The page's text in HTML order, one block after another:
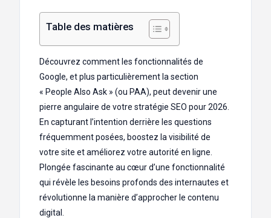
Table des matières
Découvrez comment les fonctionnalités de
Google, et plus particulièrement la section
« People Also Ask » (ou PAA), peut devenir une
pierre angulaire de votre stratégie SEO pour 2026.
En capturant l’intention derrière les questions
fréquemment posées, boostez la visibilité de
votre site et améliorez votre autorité en ligne.
Plongée fascinante au cœur d’une fonctionnalité
qui révèle les besoins profonds des internautes et
révolutionne la manière d’approcher le contenu
digital.